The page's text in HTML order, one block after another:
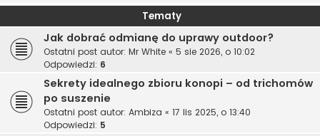
Tematy
Jak dobrać odmianę do uprawy outdoor?
Ostatni post autor: Mr White « 5 sie 2026, o 10:02
Odpowiedzi: 6
Sekrety idealnego zbioru konopi – od trichomów
po suszenie
Ostatni post autor: Ambiza « 17 lis 2025, o 13:40
Odpowiedzi: 5